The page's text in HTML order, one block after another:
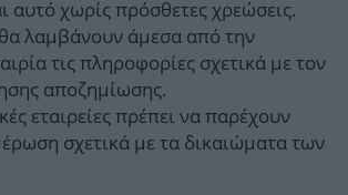
αυτό χωρίς πρόσθετες χρεώσεις.
λαμβάνουν άμεσα από την
τις πληροφορίες σχετικά με τον
αποζημίωσης.
εταιρείες πρέπει να παρέχουν
σχετικά με τα δικαιώματα των